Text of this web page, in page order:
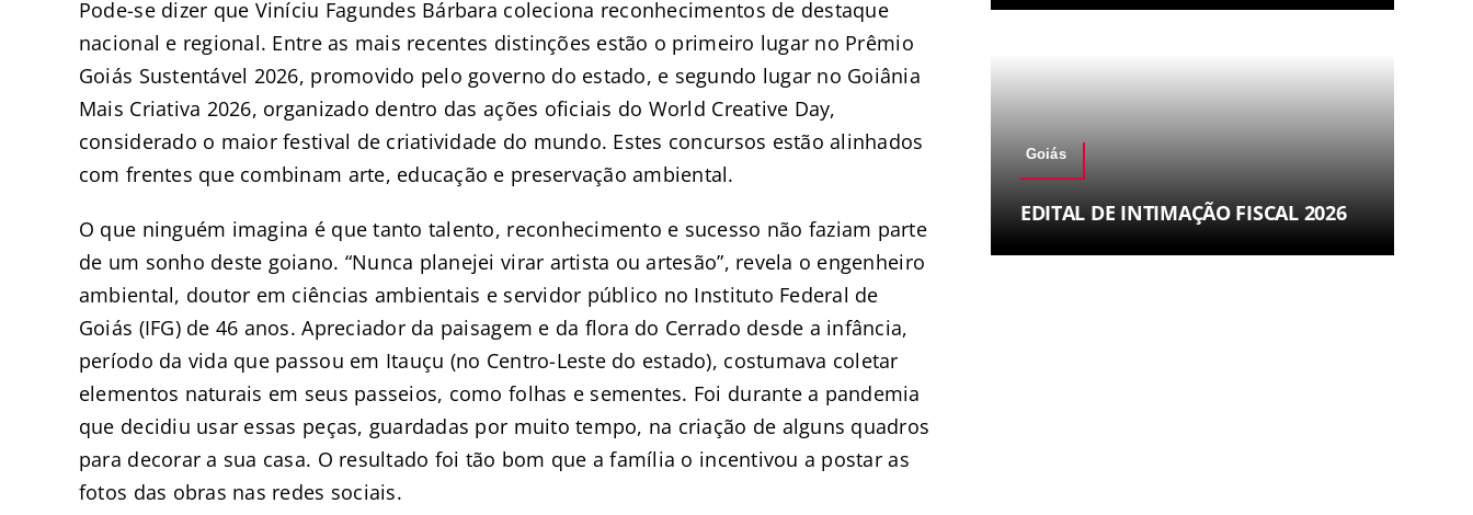
Pode-se dizer que Viníciu Fagundes Bárbara coleciona reconhecimentos de destaque
nacional e regional. Entre as mais recentes distinções estão o primeiro lugar no Prêmio
Goiás Sustentável 2026, promovido pelo governo do estado, e segundo lugar no Goiânia
Mais Criativa 2026, organizado dentro das ações oficiais do World Creative Day,
considerado o maior festival de criatividade do mundo. Estes concursos estão alinhados
com frentes que combinam arte, educação e preservação ambiental.
O que ninguém imagina é que tanto talento, reconhecimento e sucesso não faziam parte
de um sonho deste goiano. “Nunca planejei virar artista ou artesão”, revela o engenheiro
ambiental, doutor em ciências ambientais e servidor público no Instituto Federal de
Goiás (IFG) de 46 anos. Apreciador da paisagem e da flora do Cerrado desde a infância,
período da vida que passou em Itauçu (no Centro-Leste do estado), costumava coletar
elementos naturais em seus passeios, como folhas e sementes. Foi durante a pandemia
que decidiu usar essas peças, guardadas por muito tempo, na criação de alguns quadros
para decorar a sua casa. O resultado foi tão bom que a família o incentivou a postar as
fotos das obras nas redes sociais.
Goiás
EDITAL DE INTIMAÇÃO FISCAL 2026